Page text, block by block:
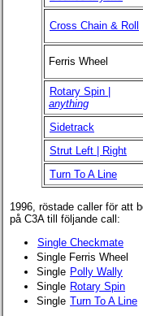
Cross Chain & Roll
Ferris Wheel
Rotary Spin |
anything
Sidetrack
Strut Left | Right
Turn To A Line
1996, röstade caller för att
på C3A till följande call:
Single Checkmate
Single Ferris Wheel
Single Polly Wally
Single Rotary Spin
Single Turn To A Line